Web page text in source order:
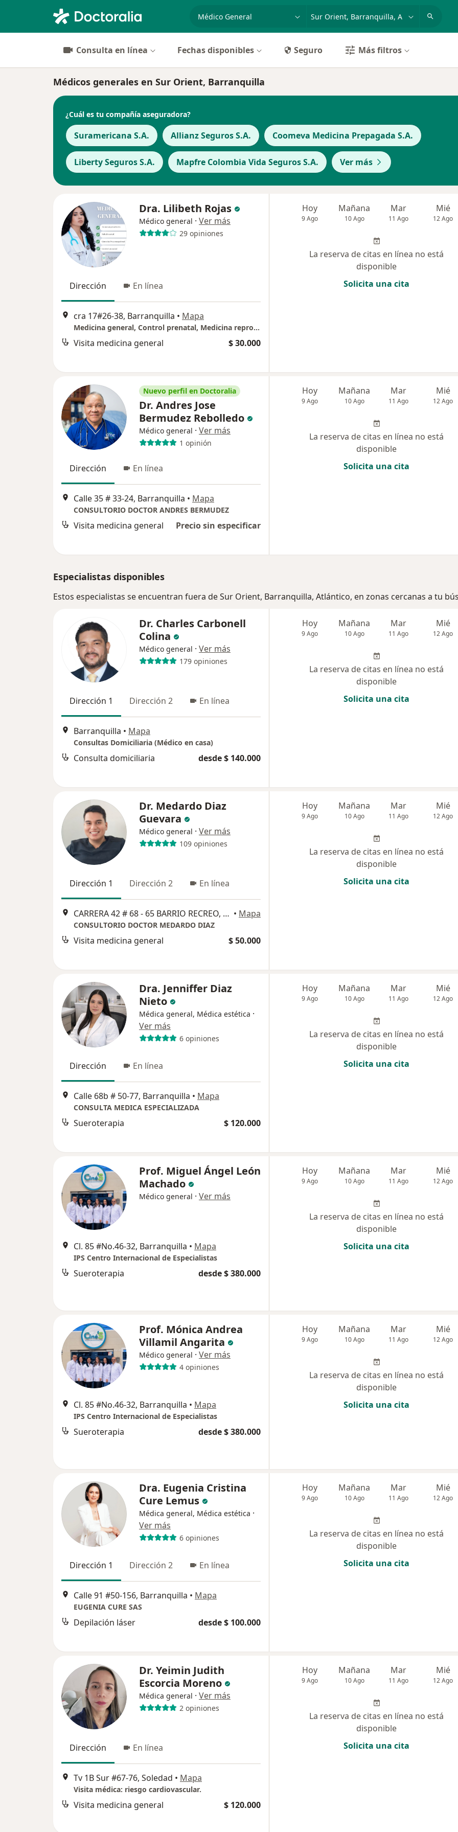
especialidad, enfermedad o nombre
Consulta en línea Fechas disponibles Seguro Más filtros
Médicos generales en Sur Orient, Barranquilla
¿Cuál es tu compañía aseguradora?
Suramericana S.A. Allianz Seguros S.A. Coomeva Medicina Prepagada S.A.
Liberty Seguros S.A. Mapfre Colombia Vida Seguros S.A. Ver más
Dra. Lilibeth Rojas
Médico general · Ver más
29 opiniones
Dirección En línea
cra 17#26-38, Barranquilla • Mapa
Medicina general, Control prenatal, Medicina reproductiva
Visita medicina general $ 30.000
Hoy
9 Ago
Mañana
10 Ago
Mar
11 Ago
Mié
12 Ago
La reserva de citas en línea no está
disponible
Solicita una cita
Nuevo perfil en Doctoralia
Dr. Andres Jose
Bermudez Rebolledo
Médico general · Ver más
1 opinión
Dirección En línea
Calle 35 # 33-24, Barranquilla • Mapa
CONSULTORIO DOCTOR ANDRES BERMUDEZ
Visita medicina general Precio sin especificar
Hoy
9 Ago
Mañana
10 Ago
Mar
11 Ago
Mié
12 Ago
La reserva de citas en línea no está
disponible
Solicita una cita
Especialistas disponibles
Estos especialistas se encuentran fuera de Sur Orient, Barranquilla, Atlántico, en zonas cercanas a tu
Dr. Charles Carbonell
Colina
Médico general · Ver más
179 opiniones
Dirección 1 Dirección 2 En línea
Barranquilla • Mapa
Consultas Domiciliaria (Médico en casa)
Consulta domiciliaria desde $ 140.000
Hoy
9 Ago
Mañana
10 Ago
Mar
11 Ago
Mié
12 Ago
La reserva de citas en línea no está
disponible
Solicita una cita
Dr. Medardo Diaz
Guevara
Médico general · Ver más
109 opiniones
Dirección 1 Dirección 2 En línea
CARRERA 42 # 68 - 65 BARRIO RECREO, Barranquilla • Mapa
CONSULTORIO DOCTOR MEDARDO DIAZ
Visita medicina general $ 50.000
Hoy
9 Ago
Mañana
10 Ago
Mar
11 Ago
Mié
12 Ago
La reserva de citas en línea no está
disponible
Solicita una cita
Dra. Jenniffer Diaz
Nieto
Médica general, Médica estética ·
Ver más
6 opiniones
Dirección En línea
Calle 68b # 50-77, Barranquilla • Mapa
CONSULTA MEDICA ESPECIALIZADA
Sueroterapia $ 120.000
Hoy
9 Ago
Mañana
10 Ago
Mar
11 Ago
Mié
12 Ago
La reserva de citas en línea no está
disponible
Solicita una cita
Prof. Miguel Ángel León
Machado
Médico general · Ver más
Cl. 85 #No.46-32, Barranquilla • Mapa
IPS Centro Internacional de Especialistas
Sueroterapia desde $ 380.000
Hoy
9 Ago
Mañana
10 Ago
Mar
11 Ago
Mié
12 Ago
La reserva de citas en línea no está
disponible
Solicita una cita
Prof. Mónica Andrea
Villamil Angarita
Médico general · Ver más
4 opiniones
Cl. 85 #No.46-32, Barranquilla • Mapa
IPS Centro Internacional de Especialistas
Sueroterapia desde $ 380.000
Hoy
9 Ago
Mañana
10 Ago
Mar
11 Ago
Mié
12 Ago
La reserva de citas en línea no está
disponible
Solicita una cita
Dra. Eugenia Cristina
Cure Lemus
Médica general, Médica estética ·
Ver más
6 opiniones
Dirección 1 Dirección 2 En línea
Calle 91 #50-156, Barranquilla • Mapa
EUGENIA CURE SAS
Depilación láser desde $ 100.000
Hoy
9 Ago
Mañana
10 Ago
Mar
11 Ago
Mié
12 Ago
La reserva de citas en línea no está
disponible
Solicita una cita
Dr. Yeimin Judith
Escorcia Moreno
Médica general · Ver más
2 opiniones
Dirección En línea
Tv 1B Sur #67-76, Soledad • Mapa
Visita médica: riesgo cardiovascular.
Visita medicina general $ 120.000
Hoy
9 Ago
Mañana
10 Ago
Mar
11 Ago
Mié
12 Ago
La reserva de citas en línea no está
disponible
Solicita una cita